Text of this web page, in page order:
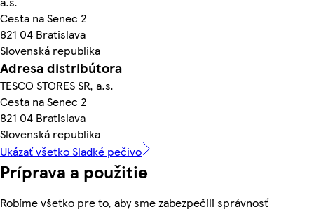
Cesta na Senec 2
821 04 Bratislava
Slovenská republika
Adresa distribútora
TESCO STORES SR, a.s.
Cesta na Senec 2
821 04 Bratislava
Slovenská republika
Ukázať všetko Sladké pečivo
Príprava a použitie
Robíme všetko pre to, aby sme zabezpečili správnosť